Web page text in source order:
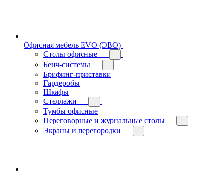
Офисная мебель EVO (ЭВО)
Cтолы офисные
Бенч-системы
Брифинг-приставки
Гардеробы
Шкафы
Стеллажи
Тумбы офисные
Переговорные и журнальные столы
Экраны и перегородки